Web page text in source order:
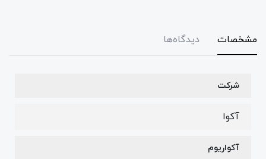
مشخصات دیدگاه‌ها
شرکت
آکوا
آکواریوم